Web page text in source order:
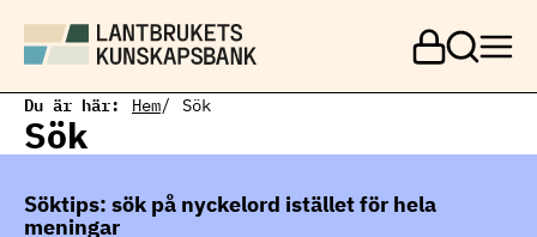
a
l
Du är här: Hem Sök
Sök
Söktips: sök på nyckelord istället för hela
meningar